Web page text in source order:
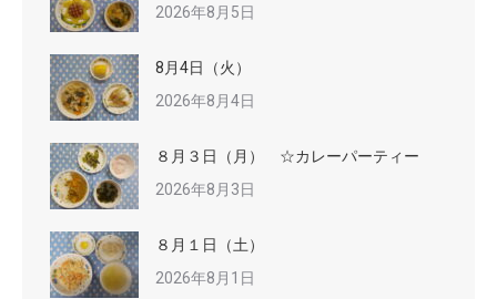
2026年8月5日
8月4日（火）
2026年8月4日
８月３日（月） ☆カレーパーティー
2026年8月3日
８月１日（土）
2026年8月1日